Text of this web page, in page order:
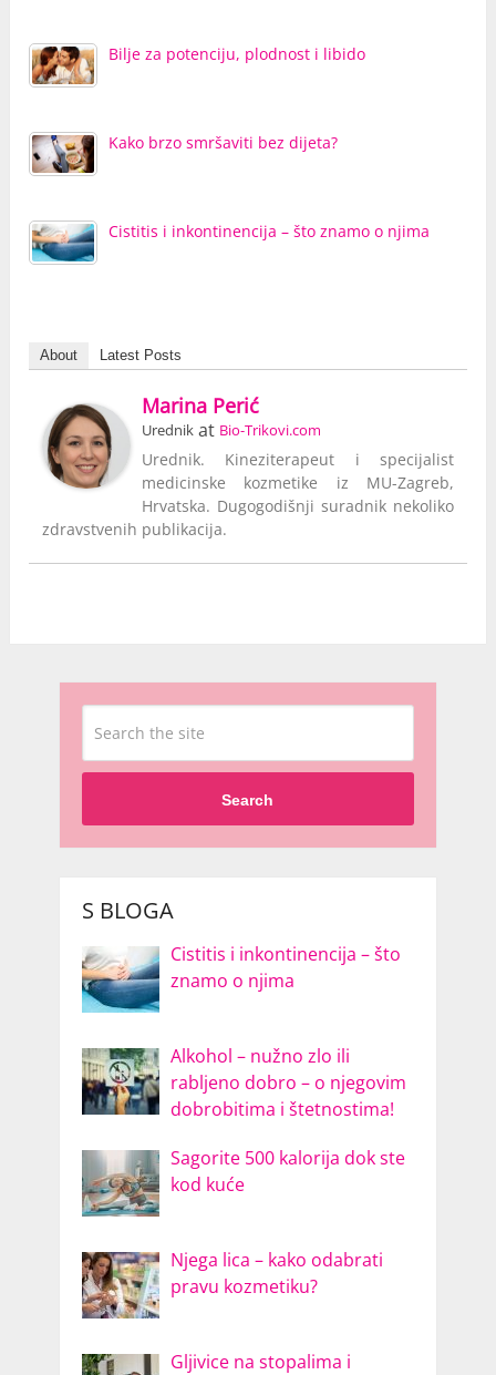
Bilje za potenciju, plodnost i libido
Kako brzo smršaviti bez dijeta?
Cistitis i inkontinencija – što znamo o njima
About Latest Posts
Marina Perić
Urednik at Bio-Trikovi.com
Urednik. Kineziterapeut i specijalist
medicinske kozmetike iz MU-Zagreb,
Hrvatska. Dugogodišnji suradnik nekoliko
zdravstvenih publikacija.
Search
S BLOGA
Cistitis i inkontinencija – što
znamo o njima
Alkohol – nužno zlo ili
rabljeno dobro – o njegovim
dobrobitima i štetnostima!
Sagorite 500 kalorija dok ste
kod kuće
Njega lica – kako odabrati
pravu kozmetiku?
Gljivice na stopalima i